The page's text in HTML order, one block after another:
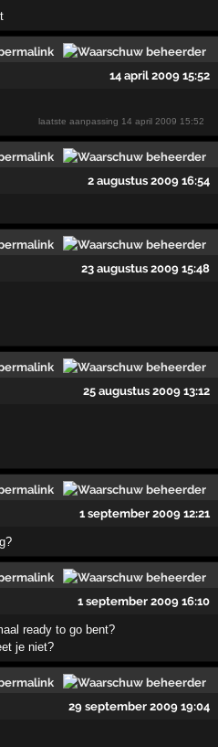
14 april 2009 15:52
laatste aanpassing 14 april 2009 15:52
2 augustus 2009 16:54
23 augustus 2009 15:48
25 augustus 2009 13:12
1 september 2009 12:21
1 september 2009 16:10
ready to go bent?
je niet?
29 september 2009 19:04